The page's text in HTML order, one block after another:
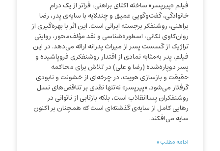
فیلم «پیرپسر» ساخته اکتای براهنی، فراتر از یک درام
خانوادگی، گفت‌وگویی عمیق و چندلایه با سایه‌ی پدر، رضا
براهنی، روشنفکر برجسته ایرانی است. این اثر با بهره‌گیری از
روان‌کاوی لکانی، اسطوره‌شناسی و نقد مؤلف‌محور، روایتی
تراژیک از گسست پسر از میراث پدرانه ارائه می‌دهد. در این
فیلم، پدر به‌مثابه نمادی از اقتدار روشنفکری فروپاشیده و
پسر دوپاره‌شده (رضا و علی) در تلاش برای محاکمه
حقیقت و بازسازی هویت، در چرخه‌ای از خشونت و نابودی
گرفتار می‌شود. «پیرپسر» نه‌تنها نقدی بر تناقض‌های نسل
روشنفکران پساانقلاب است، بلکه بازتابی از ناتوانی در
رهایی کامل از سایه‌ی گذشته‌ای است که همچنان بر اکنون
سایه می‌افکند.
ادامه مطلب »